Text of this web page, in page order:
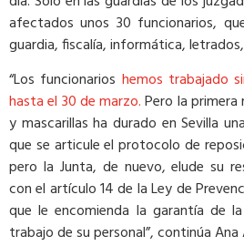
afectados unos 30 funcionarios,
guardia, fiscalía, informática,
“Los funcionarios hemos trabajado
hasta el 30 de marzo.Pero la primera
y mascarillas ha durado en Sevilla
que se articule el protocolo de
pero la Junta, de nuevo, elude su
con el artículo 14 de la Ley de
que le encomienda la garantía de
trabajo de su personal”, continúa Ana